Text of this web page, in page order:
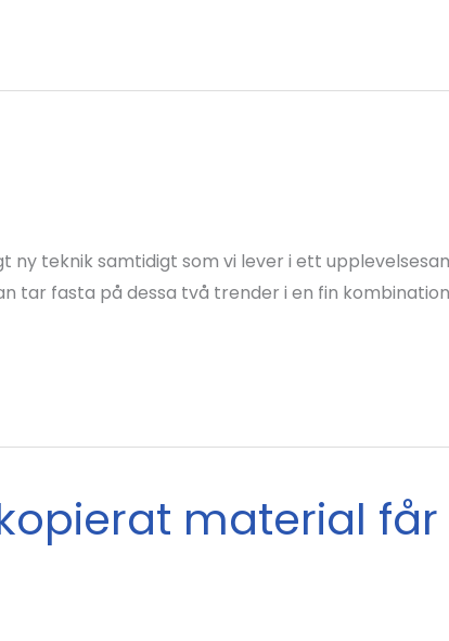
ny teknik samtidigt som vi lever i ett
tar fasta på dessa två trender i en fin
material